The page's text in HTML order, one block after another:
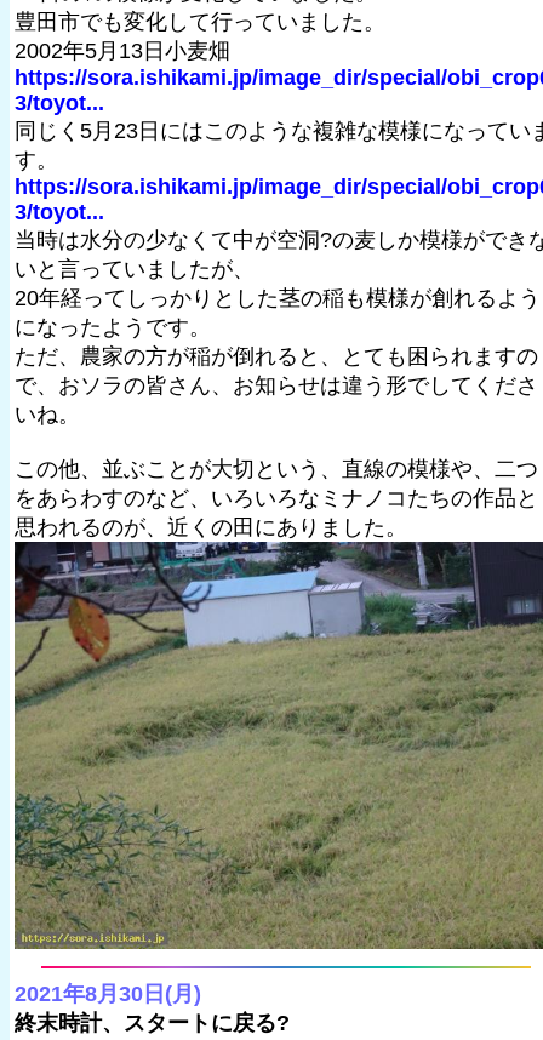
豊田市でも変化して行っていました。
2002年5月13日小麦畑
https://sora.ishikami.jp/image_dir/special/
3/toyot...
同じく5月23日にはこのような複雑な模様になってい
す。
https://sora.ishikami.jp/image_dir/special/
3/toyot...
当時は水分の少なくて中が空洞?の麦しか模様ができ
いと言っていましたが、
20年経ってしっかりとした茎の稲も模様が創れるよう
になったようです。
ただ、農家の方が稲が倒れると、とても困られますの
で、おソラの皆さん、お知らせは違う形でしてくださ
いね。
この他、並ぶことが大切という、直線の模様や、二つ
をあらわすのなど、いろいろなミナノコたちの作品と
思われるのが、近くの田にありました。
2021年8月30日(月)
終末時計、スタートに戻る?